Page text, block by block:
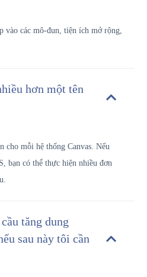
vào các mô-đun, tiện ích mở rộng,
hơn một tên
cho mỗi hệ thống Canvas. Nếu
bạn có thể thực hiện nhiều đơn
tăng dung
sau này tôi cần